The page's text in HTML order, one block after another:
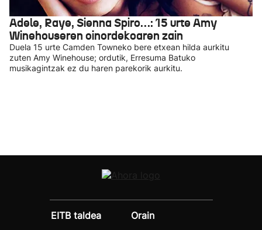
Adele, Raye, Sienna Spiro…: 15 urte Amy
Winehouseren oinordekoaren zain
Duela 15 urte Camden Towneko bere etxean hilda aurkitu
zuten Amy Winehouse; ordutik, Erresuma Batuko
musikagintzak ez du haren parekorik aurkitu.
EITB taldea
Orain